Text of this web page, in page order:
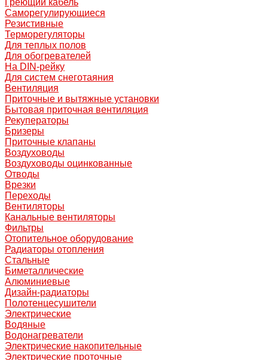
Греющий кабель
Саморегулирующиеся
Резистивные
Терморегуляторы
Для теплых полов
Для обогревателей
На DIN-рейку
Для систем снеготаяния
Вентиляция
Приточные и вытяжные установки
Бытовая приточная вентиляция
Рекуператоры
Бризеры
Приточные клапаны
Воздуховоды
Воздуховоды оцинкованные
Отводы
Врезки
Переходы
Вентиляторы
Канальные вентиляторы
Фильтры
Отопительное оборудование
Радиаторы отопления
Стальные
Биметаллические
Алюминиевые
Дизайн-радиаторы
Полотенцесушители
Электрические
Водяные
Водонагреватели
Электрические накопительные
Электрические проточные